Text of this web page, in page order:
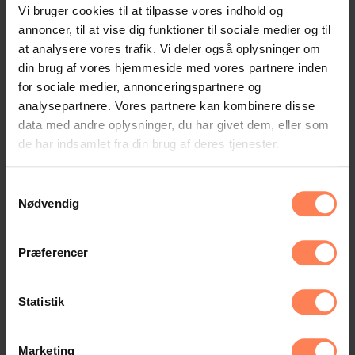
Vi bruger cookies til at tilpasse vores indhold og
annoncer, til at vise dig funktioner til sociale medier og til
at analysere vores trafik. Vi deler også oplysninger om
din brug af vores hjemmeside med vores partnere inden
for sociale medier, annonceringspartnere og
analysepartnere. Vores partnere kan kombinere disse
data med andre oplysninger, du har givet dem, eller som
de har indsamlet fra din brug af deres tjenester.
Nødvendig
Præferencer
Statistik
Marketing
at få sat nyt batteri i et ur. Den slags klarer min
far. Der er endda dem, der får kredit. Ligesom
da mine bedste- og oldeforældre havde 'kontra-
bøger'. Vi fik tilføjet tankstation i 2016, men
det er faktisk ikke nyt. Min far fik en
benzinstander sat op i 1980. Så en del af det
med 'udvikling', er faktisk noget, der går i ring.
er helst på fornavn med alle kunder, og vi vil
konkurrenterne. Hvis der er tid, hjælper vi med
at pakke varer, og hvis en kunde har meget at
slæbe på, hjælper vi med at få det ud i bilen.